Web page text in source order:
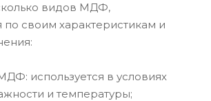
видов МДФ,
своим характеристикам и
используется в условиях
и температуры;